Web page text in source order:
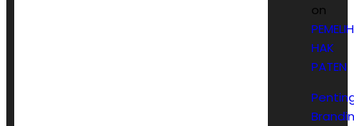
on
HAK
PATEN